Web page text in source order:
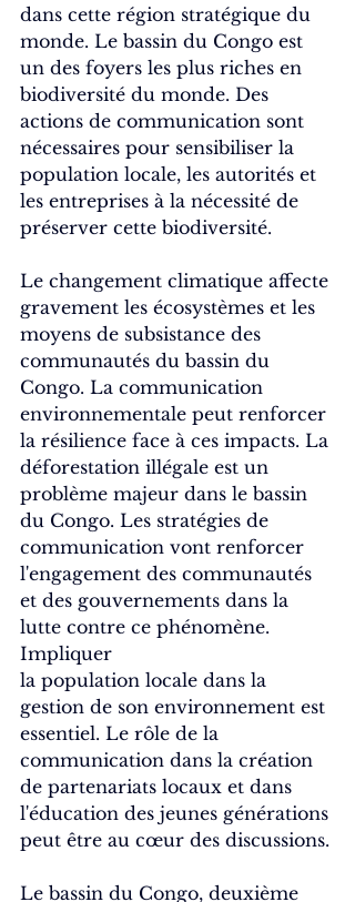
dans cette région stratégique du
monde. Le bassin du Congo est
un des foyers les plus riches en
biodiversité du monde. Des
actions de communication sont
nécessaires pour sensibiliser la
population locale, les autorités et
les entreprises à la nécessité de
préserver cette biodiversité.
Le changement climatique affecte
gravement les écosystèmes et les
moyens de subsistance des
communautés du bassin du
Congo. La communication
environnementale peut renforcer
la résilience face à ces impacts. La
déforestation illégale est un
problème majeur dans le bassin
du Congo. Les stratégies de
communication vont renforcer
l'engagement des communautés
et des gouvernements dans la
lutte contre ce phénomène.
Impliquer
la population locale dans la
gestion de son environnement est
essentiel. Le rôle de la
communication dans la création
de partenariats locaux et dans
l'éducation des jeunes générations
peut être au cœur des discussions.
Le bassin du Congo, deuxième